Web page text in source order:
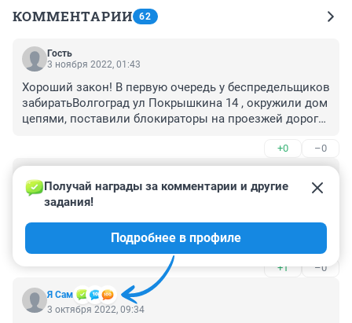
КОММЕНТАРИИ 62
Гость
3 ноября 2022, 01:43
Хороший закон! В первую очередь у беспредельщиков
забиратьВолгоград ул Покрышкина 14 , окружили дом
цепями, поставили блокираторы на проезжей дороге,
+0 –0
3 октября 2022, 12:54
Мой отец пенсионер всю жизнь копил на ниву и вот 2
года как ездит на новой и вот теперь за это годы
жизни и труда отдать что он таким трудом купил? А
не принаглели ли власти.
+1 –0
Я Сам
Получай награды за комментарии и другие
задания!
Подробнее в профиле
3 октября 2022, 09:34